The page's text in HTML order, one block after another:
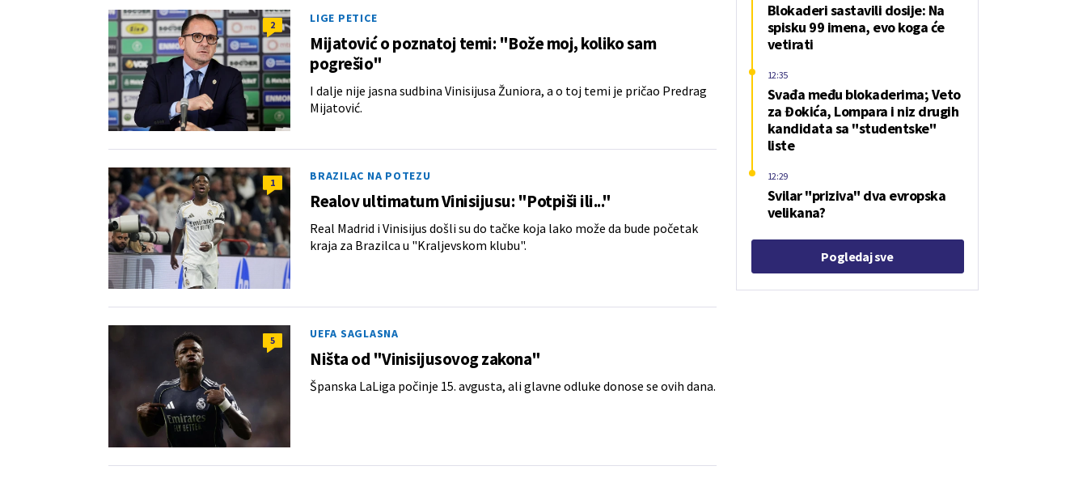
2 LIGE PETICE
Mijatović o poznatoj temi: "Bože moj, koliko sam
pogrešio"
I dalje nije jasna sudbina Vinisijusa Žuniora, a o toj temi je pričao Predrag
Mijatović.
1 BRAZILAC NA POTEZU
Realov ultimatum Vinisijusu: "Potpiši ili..."
Real Madrid i Vinisijus došli su do tačke koja lako može da bude početak
kraja za Brazilca u "Kraljevskom klubu".
5 UEFA SAGLASNA
Ništa od "Vinisijusovog zakona"
Španska LaLiga počinje 15. avgusta, ali glavne odluke donose se ovih dana.
Blokaderi sastavili dosije: Na
spisku 99 imena, evo koga će
vetirati
Svađa među blokaderima; Veto
za Đokića, Lompara i niz drugih
kandidata sa "studentske"
liste
12:35
Svilar "priziva" dva evropska
velikana?
12:29
Pogledaj sve